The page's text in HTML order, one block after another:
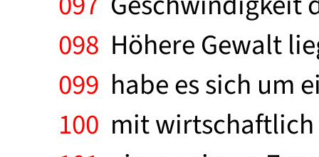
098 Höhere Gewalt
099 habe es sich um
100 mit